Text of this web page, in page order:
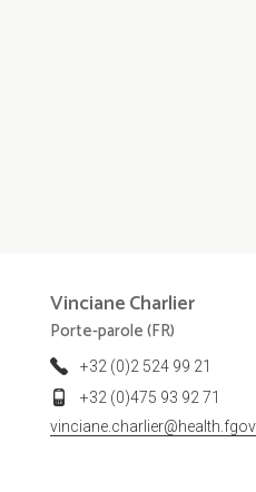
VincianeCharlier
Porte-parole (FR)
+32 (0)2 524 99 21
+32 (0)475 93 92 71